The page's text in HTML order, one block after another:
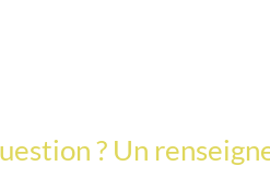
? Un